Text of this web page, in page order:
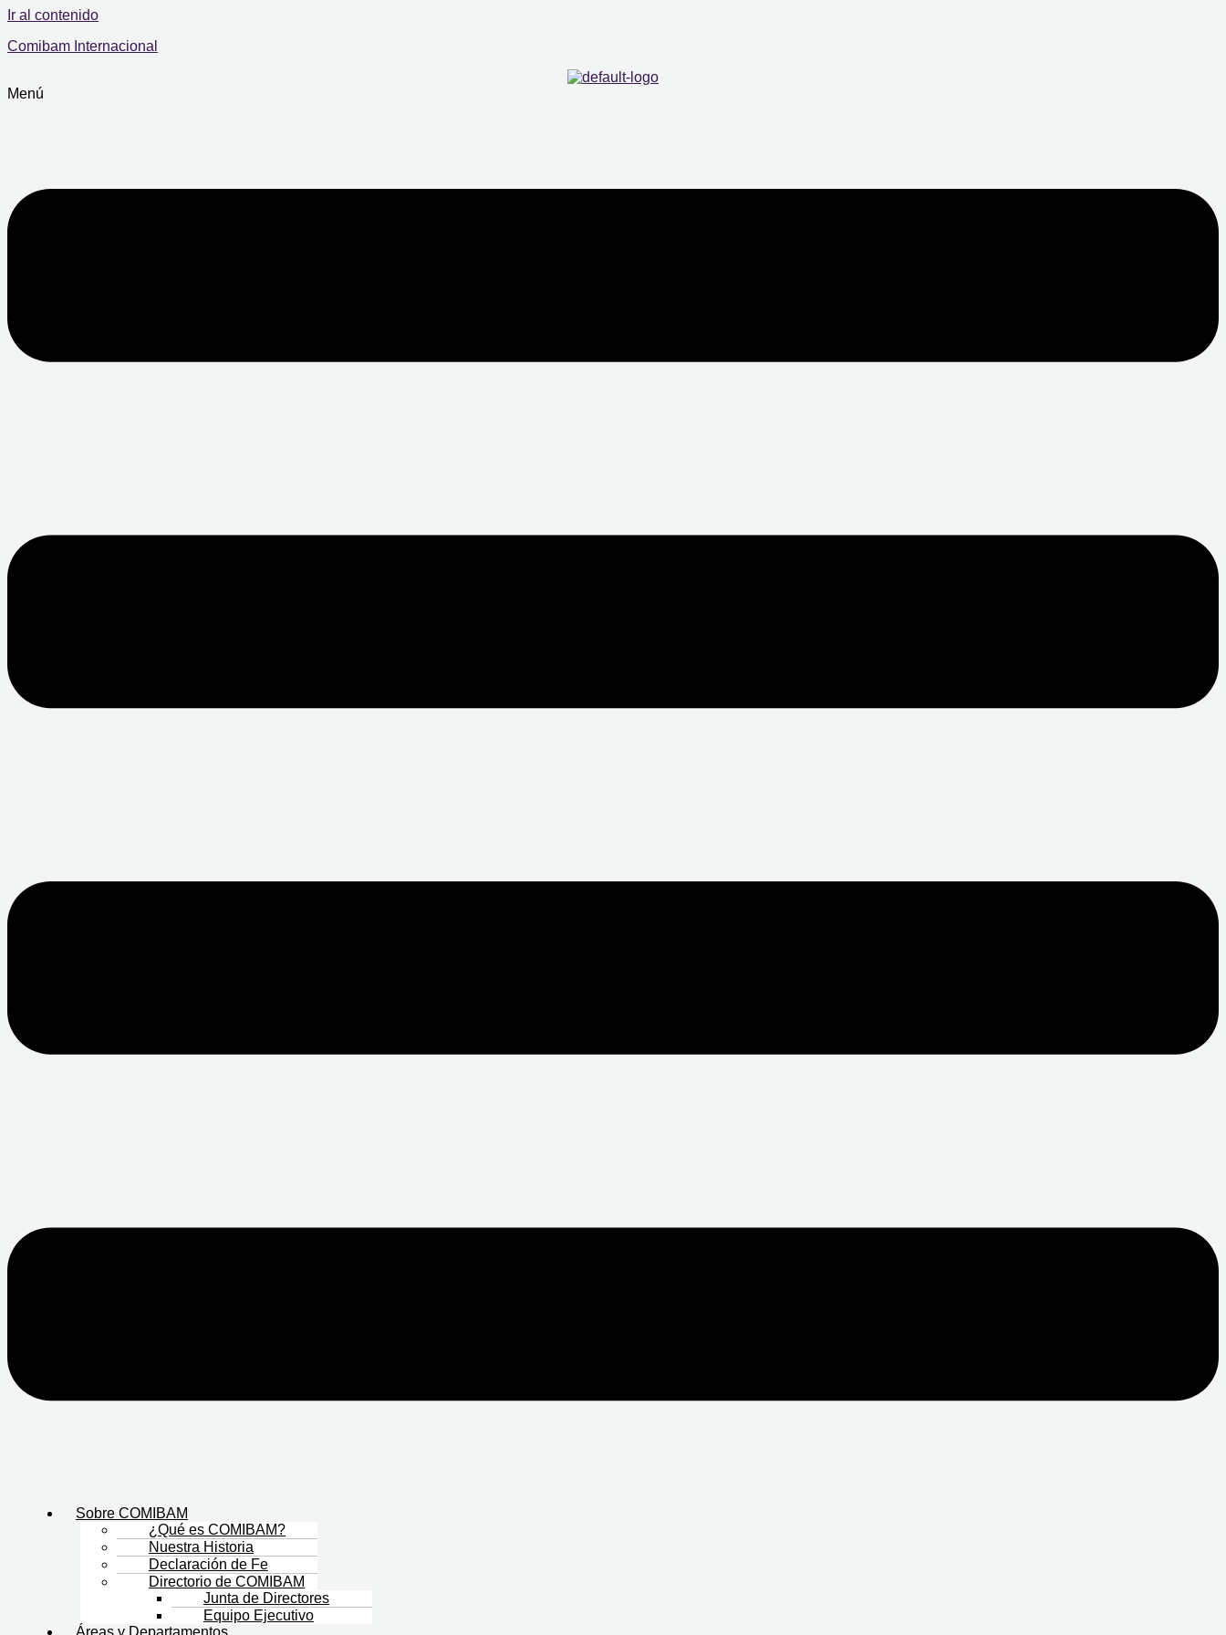
Ir al contenido
Comibam Internacional
Menú
Sobre COMIBAM
¿Qué es COMIBAM?
Nuestra Historia
Declaración de Fe
Directorio de COMIBAM
Junta de Directores
Equipo Ejecutivo
Áreas y Departamentos